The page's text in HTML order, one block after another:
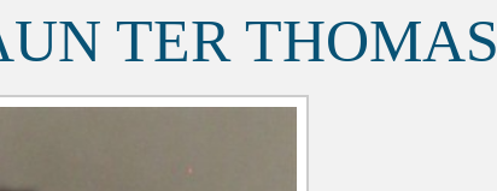
TER THOMAS